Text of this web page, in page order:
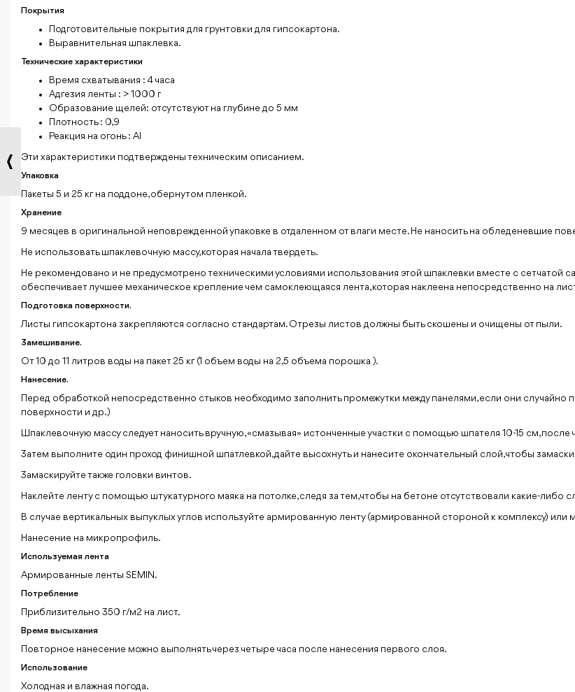
Покрытия
Подготовительные покрытия для грунтовки для гипсокартона.
Выравнительная шпаклевка.
Технические характеристики
Время схватывания : 4 часа
Адгезия ленты : > 1000 г
Образование щелей: отсутствуют на глубине до 5 мм
Плотность : 0,9
Реакция на огонь : Al
Эти характеристики подтверждены техническим описанием.
Упаковка
Пакеты 5 и 25 кг на поддоне, обернутом пленкой.
Хранение
9 месяцев в оригинальной неповрежденной упаковке в отдаленном от влаги месте. Не наносить на обледеневшие
Не использовать шпаклевочную массу, которая начала твердеть.
Не рекомендовано и не предусмотрено техническими условиями использования этой шпаклевки вместе с сетчатой
обеспечивает лучшее механическое крепление чем самоклеющаяся лента, которая наклеена непосредственно на
Подготовка поверхности.
Листы гипсокартона закрепляются согласно стандартам. Отрезы листов должны быть скошены и очищены от пыли.
Замешивание.
От 10 до 11 литров воды на пакет 25 кг (1 объем воды на 2,5 объема порошка ).
Нанесение.
Перед обработкой непосредственно стыков необходимо заполнить промежутки между панелями, если они случайно
поверхности и др.)
Шпаклевочную массу следует наносить вручную, «смазывая» истонченные участки с помощью шпателя 10-15 см,
Затем выполните один проход финишной шпатлевкой, дайте высохнуть и нанесите окончательный слой, чтобы
Замаскируйте также головки винтов.
Наклейте ленту с помощью штукатурного маяка на потолке, следя за тем, чтобы на бетоне отсутствовали какие-либо
В случае вертикальных выпуклых углов используйте армированную ленту (армированной стороной к комплексу) или
Нанесение на микропрофиль.
Используемая лента
Армированные ленты SEMIN.
Потребление
Приблизительно 350 г/м2 на лист.
Время высыхания
Повторное нанесение можно выполнять через четыре часа после нанесения первого слоя.
Использование
Холодная и влажная погода.